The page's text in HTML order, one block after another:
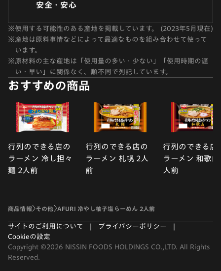
安全・安心
※使用する可能性のある産地を掲載しています。 (2023年5月現在)
※産地は原料事情などによって最適なものを組み合わせて使って
います。
※原材料の主な産地は「使用量の多い・少ない」「使用時期の遅
い・早い」に関係なく、順不同で列記しています。
おすすめの商品
行列のできる店の
ラーメン 冷し担々
麺 2人前
行列のできる店の
ラーメン 札幌 2人
前
行列のできる店
ラーメン 和歌山
人前
商品情報 その他 AFURI 冷やし柚子塩らーめん 2人前
サイトのご利用について
プライバシーポリシー
Cookieの設定
Copyright ©2026 NISSIN FOODS HOLDINGS CO.,LTD. All Rights
Reserved.